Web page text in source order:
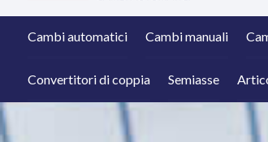
Cambi automatici Cambi manuali
Convertitori di coppia Semiasse